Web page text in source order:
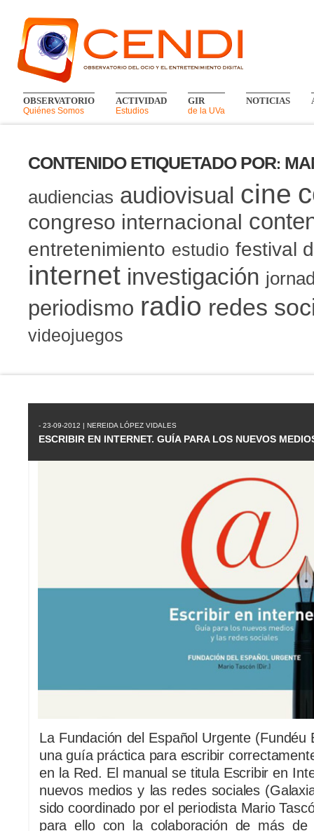
OBSERVATORIO
Quiénes Somos
ACTIVIDAD
Estudios
GIR
de la UVa
NOTICIAS
CONTENIDO ETIQUETADO POR:
audiencias audiovisual cine
congreso internacional
entretenimiento estudio festival
internet investigación
periodismo radio redes
videojuegos
- 23-09-2012 | NEREIDA LÓPEZ VIDALES
ESCRIBIR EN INTERNET. GUÍA PARA LOS NUEVOS
La Fundación del Español Urgente (Fundéu
una guía práctica para escribir
en la Red. El manual se titula Escribir en
nuevos medios y las redes sociales
sido coordinado por el periodista Mario
para ello con la colaboración de más